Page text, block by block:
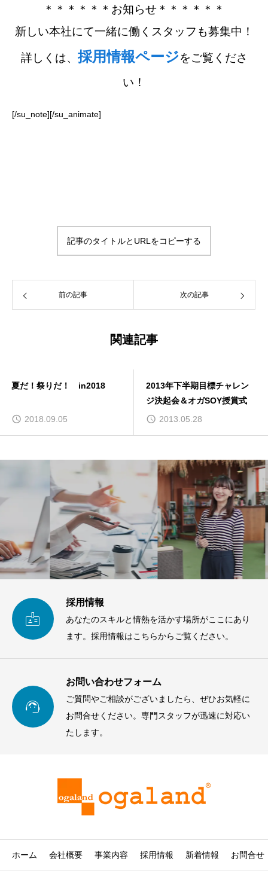
＊＊＊＊＊＊お知らせ＊＊＊＊＊＊
新しい本社にて一緒に働くスタッフも募集中！
詳しくは、 採用情報ページをご覧くださ
い！
[/su_note][/su_animate]
記事のタイトルとURLをコピーする
前の記事 次の記事
関連記事
夏だ！祭りだ！ in2018
2018.09.05
2013年下半期目標チャレン
ジ決起会＆オガSOY授賞式
2013.05.28

採用情報
あなたのスキルと情熱を活かす場所がここにあり
ます。採用情報はこちらからご覧ください。

お問い合わせフォーム
ご質問やご相談がございましたら、ぜひお気軽に
お問合せください。専門スタッフが迅速に対応い
たします。
ホーム 会社概要 事業内容 採用情報 新着情報 お問合せ